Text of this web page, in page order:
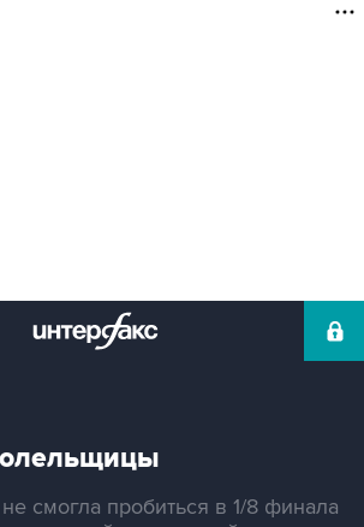
смогла пробиться в 1/8 финала